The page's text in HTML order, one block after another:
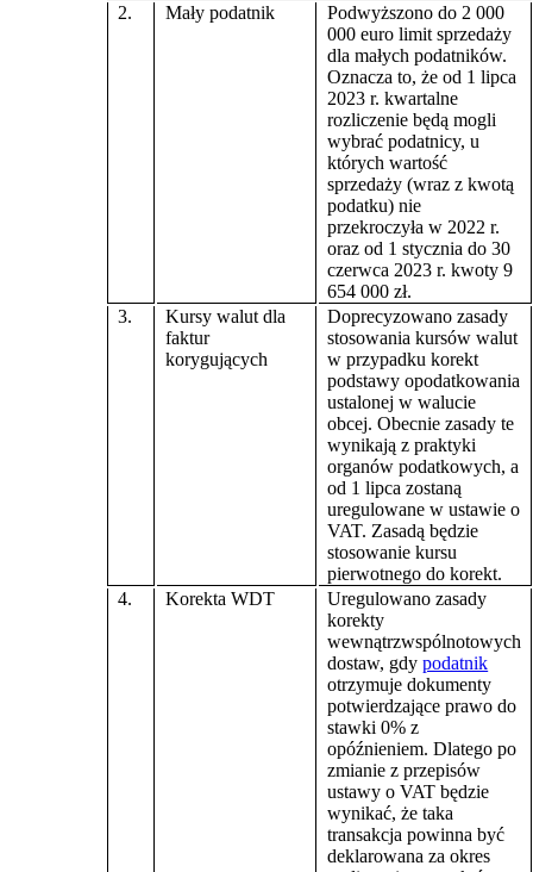
2. Mały podatnik
Podwyższono do 2 000
000 euro limit sprzedaży
dla małych podatników.
Oznacza to, że od 1 lipca
2023 r. kwartalne
rozliczenie będą mogli
wybrać podatnicy, u
których wartość
sprzedaży (wraz z kwotą
podatku) nie
przekroczyła w 2022 r.
oraz od 1 stycznia do 30
czerwca 2023 r. kwoty 9
654 000 zł.
3.
Kursy walut dla
faktur
korygujących
Doprecyzowano zasady
stosowania kursów walut
w przypadku korekt
podstawy opodatkowania
ustalonej w walucie
obcej. Obecnie zasady te
wynikają z praktyki
organów podatkowych, a
od 1 lipca zostaną
uregulowane w ustawie o
VAT. Zasadą będzie
stosowanie kursu
pierwotnego do korekt.
4.
Korekta WDT
Uregulowano zasady
korekty
wewnątrzwspólnotowych
dostaw, gdypodatnik
otrzymuje dokumenty
potwierdzające prawo do
stawki 0% z
opóźnieniem. Dlatego po
zmianie z przepisów
ustawy o VAT będzie
wynikać, że taka
transakcja powinna być
deklarowana za okres